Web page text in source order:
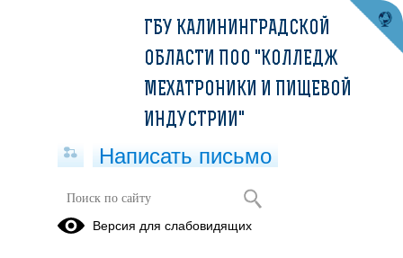
ОСНОВНЫЕ ОБРАЗОВАТЕЛЬНЫЕ
ПРОГРАММЫ
ГБУ КАЛИНИНГРАДСКОЙ
ОБЛАСТИ ПОО "КОЛЛЕДЖ
МЕХАТРОНИКИ И ПИЩЕВОЙ
ИНДУСТРИИ"
Написать письмо
Версия для слабовидящих